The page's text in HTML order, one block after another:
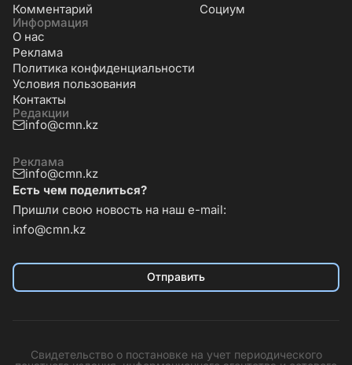
Комментарий
Социум
Информация
О нас
Реклама
Политика конфиденциальности
Условия пользования
Контакты
Редакции
info@cmn.kz
Реклама
info@cmn.kz
Есть чем поделиться?
Пришли свою новость на наш e-mail:
info@cmn.kz
Отправить
Свидетельство о постановке на учет периодического